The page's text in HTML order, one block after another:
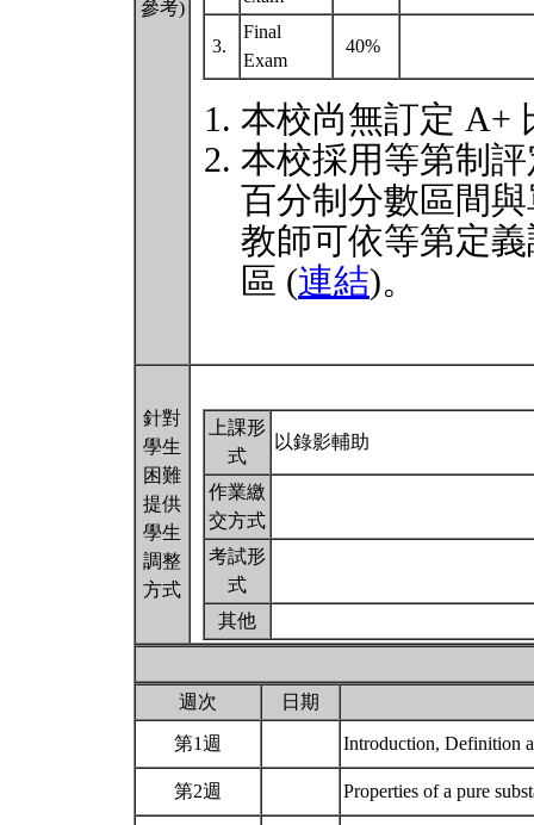
參考)
3.
Final
Exam
40%
本校尚無訂定 A+
本校採用等第制
百分制分數區間
教師可依等第定
區 (連結)。
針對
學生
困難
提供
學生
調整
方式
上課形
式
以錄影輔助
作業繳
交方式
考試形
式
其他
週次 日期
第1週 Introduction, Definition
第2週 Properties of a pure